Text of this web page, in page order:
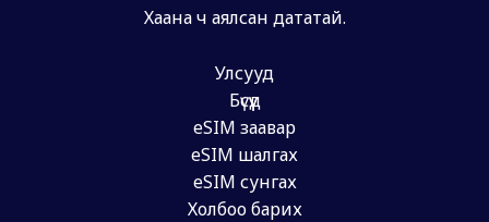
Хаана ч аялсан дататай.
Улсууд
Бүсүүд
eSIM заавар
eSIM шалгах
eSIM сунгах
Холбоо барих